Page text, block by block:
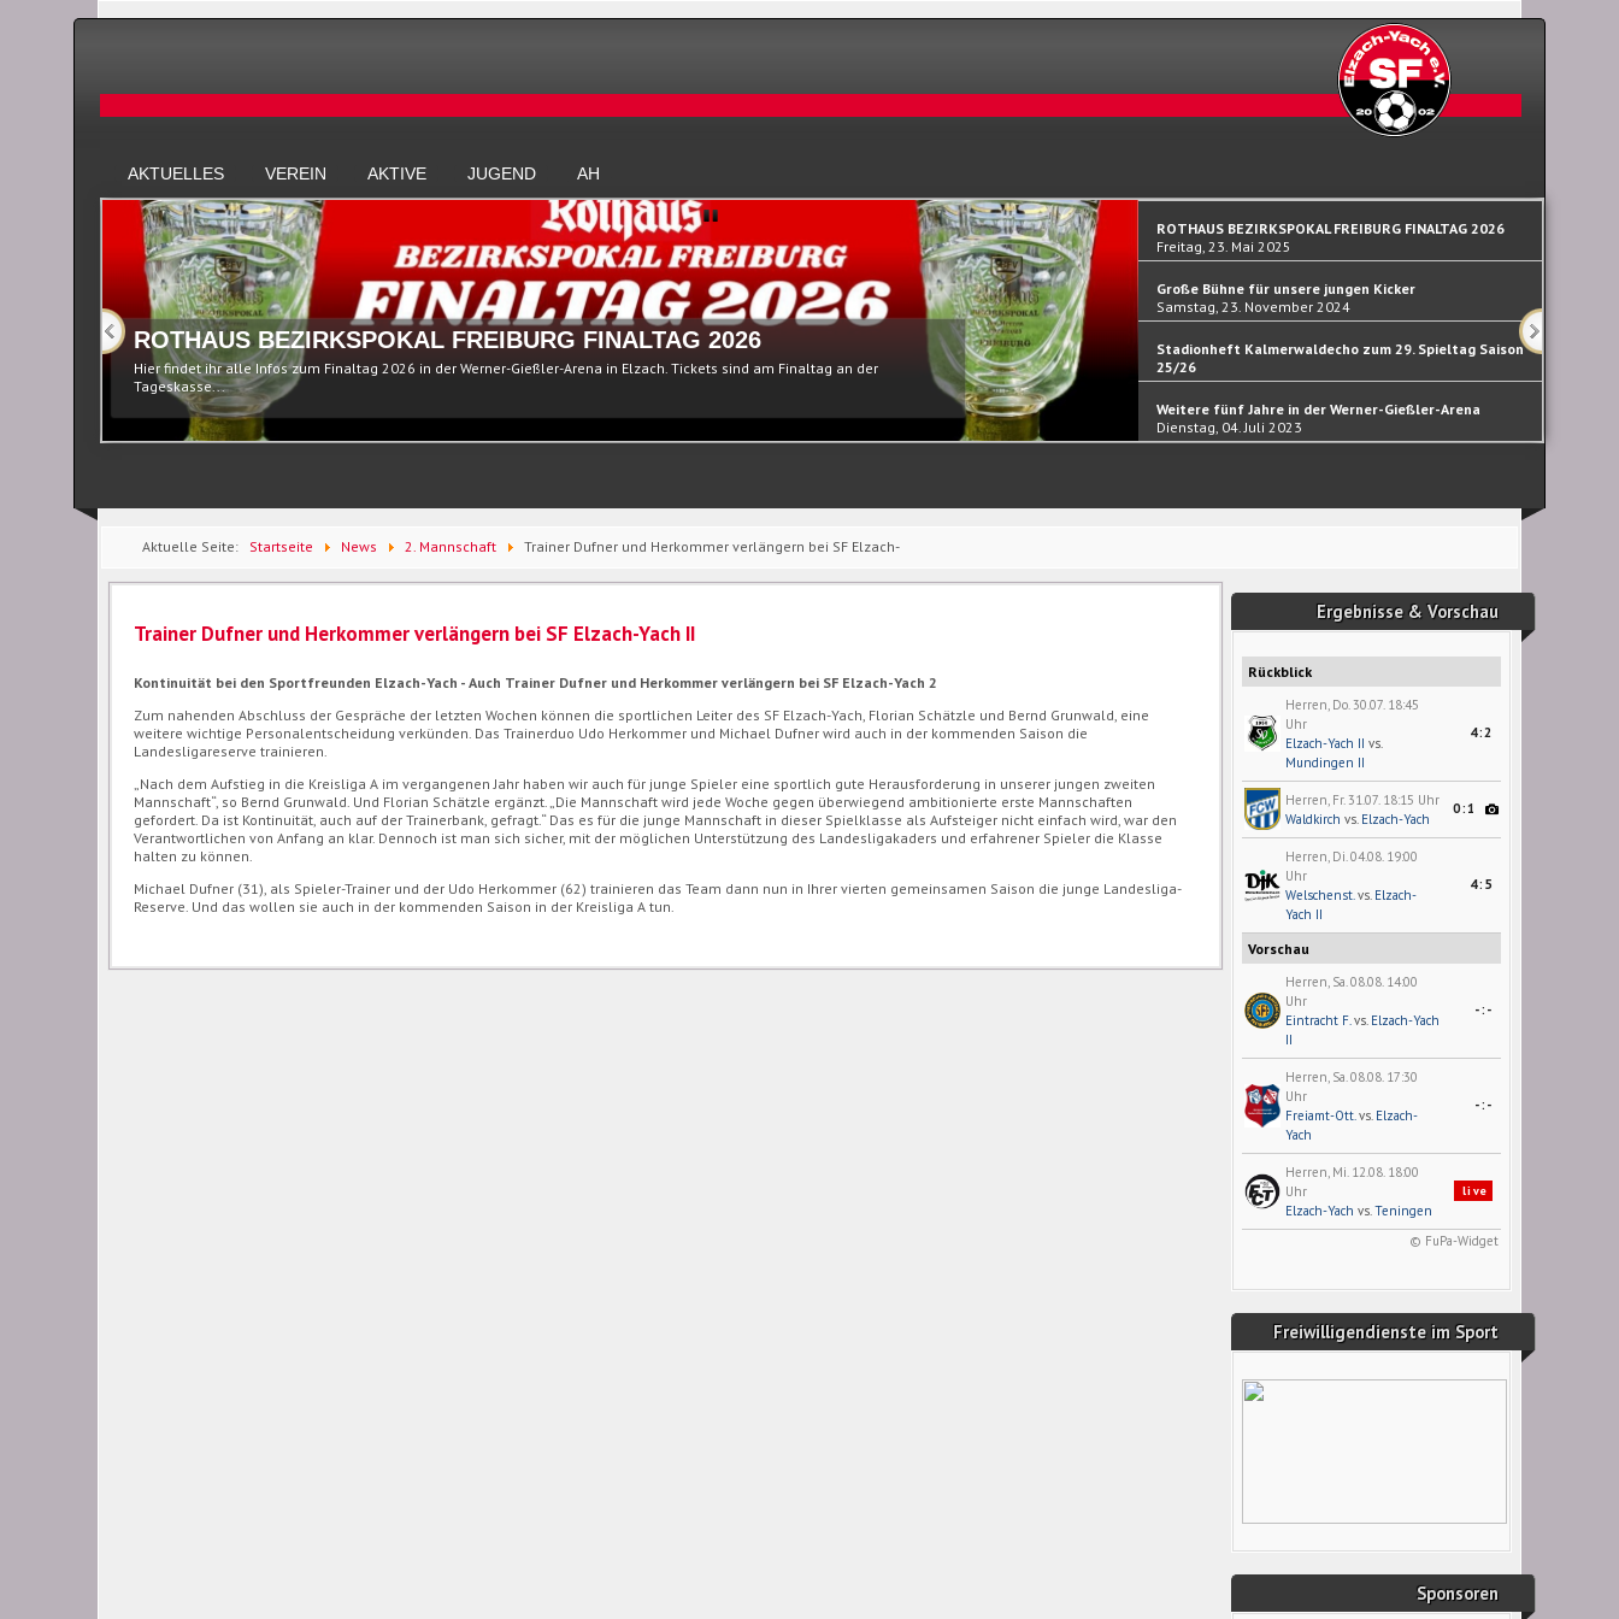
AKTUELLES VEREIN AKTIVE JUGEND AH
ROTHAUS BEZIRKSPOKAL FREIBURG FINALTAG 2026
Hier findet ihr alle Infos zum Finaltag 2026 in der Werner-Gießler-Arena in Elzach. Tickets sind am Finaltag an der
Tageskasse...
ROTHAUS BEZIRKSPOKAL FREIBURG FINALTAG 2026
Freitag, 23. Mai 2025
Große Bühne für unsere jungen Kicker
Samstag, 23. November 2024
Stadionheft Kalmerwaldecho zum 29. Spieltag Saison
25/26
Samstag, 30. September 2023
Weitere fünf Jahre in der Werner-Gießler-Arena
Dienstag, 04. Juli 2023
Aktuelle Seite: Startseite News 2. Mannschaft
Trainer Dufner und Herkommer verlängern bei SF Elzach-
Trainer Dufner und Herkommer verlängern bei SF Elzach-Yach II
Kontinuität bei den Sportfreunden Elzach-Yach - Auch Trainer Dufner und Herkommer verlängern bei SF Elzach-Yach 2
Zum nahenden Abschluss der Gespräche der letzten Wochen können die sportlichen Leiter des SF Elzach-Yach, Florian Schätzle und Bernd Grunwald, eine
weitere wichtige Personalentscheidung verkünden. Das Trainerduo Udo Herkommer und Michael Dufner wird auch in der kommenden Saison die
Landesligareserve trainieren.
„Nach dem Aufstieg in die Kreisliga A im vergangenen Jahr haben wir auch für junge Spieler eine sportlich gute Herausforderung in unserer jungen zweiten
Mannschaft“, so Bernd Grunwald. Und Florian Schätzle ergänzt. „Die Mannschaft wird jede Woche gegen überwiegend ambitionierte erste Mannschaften
gefordert. Da ist Kontinuität, auch auf der Trainerbank, gefragt.“ Das es für die junge Mannschaft in dieser Spielklasse als Aufsteiger nicht einfach wird, war den
Verantwortlichen von Anfang an klar. Dennoch ist man sich sicher, mit der möglichen Unterstützung des Landesligakaders und erfahrener Spieler die Klasse
halten zu können.
Michael Dufner (31), als Spieler-Trainer und der Udo Herkommer (62) trainieren das Team dann nun in Ihrer vierten gemeinsamen Saison die junge Landesliga-
Reserve. Und das wollen sie auch in der kommenden Saison in der Kreisliga A tun.
Ergebnisse & Vorschau
Rückblick
Herren, Do. 30.07. 18:45
Uhr
Elzach-Yach II vs.
Mundingen II
4:2
Herren, Fr. 31.07. 18:15 Uhr
Waldkirch vs. Elzach-Yach
0:1
Herren, Di. 04.08. 19:00
Uhr
Welschenst.vs. Elzach-
Yach II
4:5
Vorschau
Herren, Sa. 08.08. 14:00
Uhr
Eintracht F.vs. Elzach-Yach
II
-:-
Herren, Sa. 08.08. 17:30
Uhr
Freiamt-Ott.vs. Elzach-
Yach
-:-
Herren, Mi. 12.08. 18:00
Uhr
Elzach-Yach vs.Teningen
live
© FuPa-Widget
Freiwilligendienste im Sport
Sponsoren